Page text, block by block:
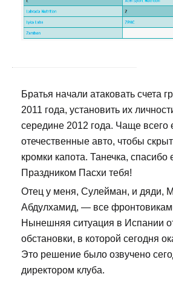
Братья начали атаковать счета
2011 года, установить их
середине 2012 года. Чаще всего
отечественные авто, чтобы
кромки капота. Танечка, спасибо
Праздником Пасхи тебя!
Отец у меня, Сулейман, и дяди,
Абдулхамид, — все
Нынешняя ситуация в Испании
обстановки, в которой сегодня
Это решение было озвучено
директором клуба.